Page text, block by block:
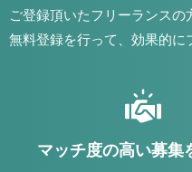
ご登録頂いたフリーランスの
無料登録を行って、効果的に
マッチ度の高い募集